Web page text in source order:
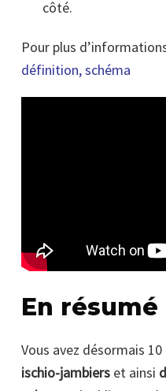
côté.
Pour plus
définition, schéma
En résumé
Vous avez désormais 10
ischio-jambiers et ainsi